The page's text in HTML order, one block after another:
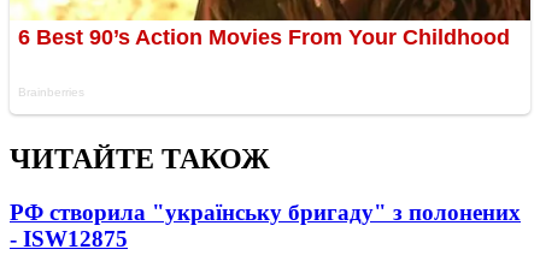
ЧИТАЙТЕ ТАКОЖ
РФ створила "українську бригаду" з полонених
- ISW12875